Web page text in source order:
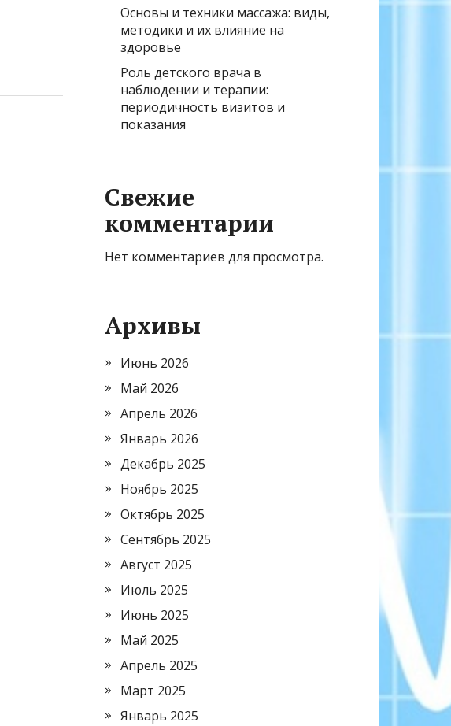
Основы и техники массажа: виды,
методики и их влияние на
здоровье
Роль детского врача в
наблюдении и терапии:
периодичность визитов и
показания
Свежие
комментарии
Нет комментариев для просмотра.
Архивы
Июнь 2026
Май 2026
Апрель 2026
Январь 2026
Декабрь 2025
Ноябрь 2025
Октябрь 2025
Сентябрь 2025
Август 2025
Июль 2025
Июнь 2025
Май 2025
Апрель 2025
Март 2025
Январь 2025